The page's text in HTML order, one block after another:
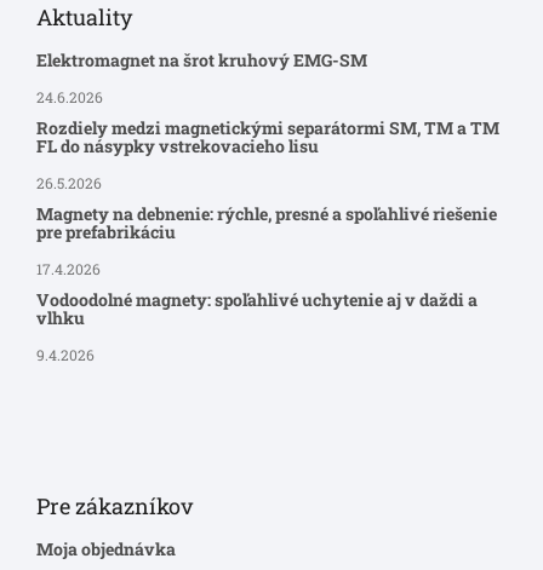
Aktuality
Elektromagnet na šrot kruhový EMG-SM
24.6.2026
Rozdiely medzi magnetickými separátormi SM, TM a TM
FL do násypky vstrekovacieho lisu
26.5.2026
Magnety na debnenie: rýchle, presné a spoľahlivé riešenie
pre prefabrikáciu
17.4.2026
Vodoodolné magnety: spoľahlivé uchytenie aj v daždi a
vlhku
9.4.2026
Pre zákazníkov
Moja objednávka